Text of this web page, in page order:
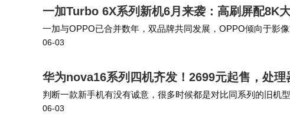
教学设施。通过"以旧换新"计划回收电子废弃物
送"系统，为社区防控提供技术支撑，惠及千万家庭
一加Turbo 6X系列新机6月来袭：高刷屏配8K
一加与OPPO已合并数年，双品牌共同发展，OPPO倾向于影
然是合并的OPPOFind X9系列更适合，拥有旗舰配置+专业影
06-03
华为nova16系列四机齐发！2699元起售，处
判断一款新手机有没有诚意，很多时候都是对比同系列的旧机
几代苹果手机，依然让果粉们感觉很香，而今年上半年受内存
06-03